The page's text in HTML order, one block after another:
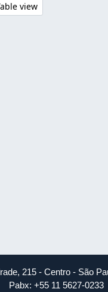
view
presse-papier
215 - Centro - São
Pabx: +55 11 5627-0233